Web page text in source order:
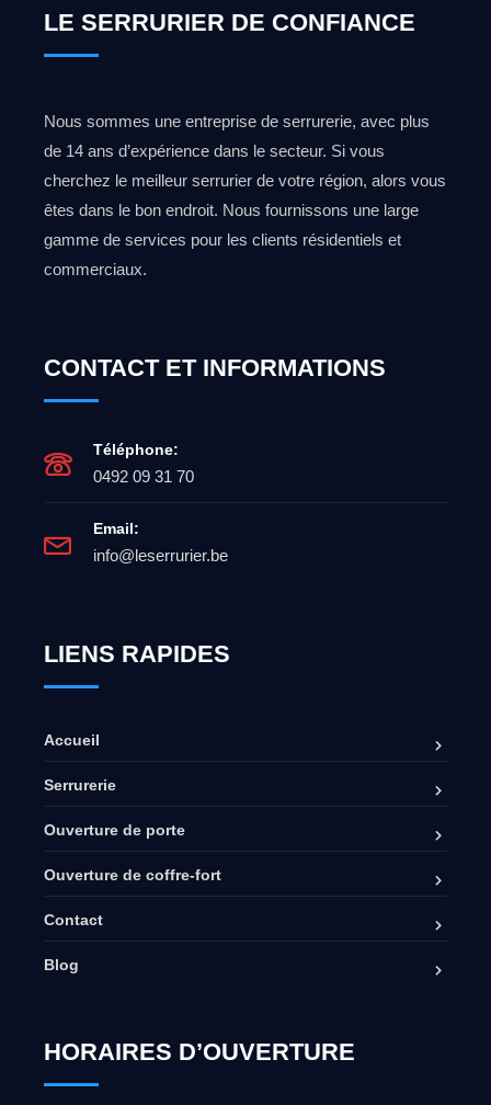
LE SERRURIER DE CONFIANCE
Nous sommes une entreprise de serrurerie, avec plus
de 14 ans d’expérience dans le secteur. Si vous
cherchez le meilleur serrurier de votre région, alors vous
êtes dans le bon endroit. Nous fournissons une large
gamme de services pour les clients résidentiels et
commerciaux.
CONTACT ET INFORMATIONS
Téléphone:
0492 09 31 70
Email:
info@leserrurier.be
LIENS RAPIDES
Accueil
Serrurerie
Ouverture de porte
Ouverture de coffre-fort
Contact
Blog
HORAIRES D’OUVERTURE